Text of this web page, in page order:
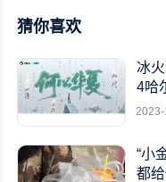
猜你喜欢
冰
4哈
“小
都